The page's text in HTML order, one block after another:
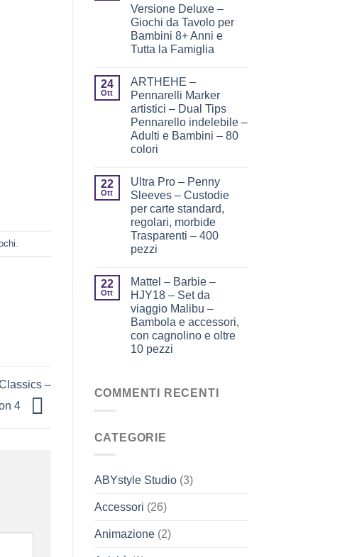
–
4
Versione Deluxe –
Giochi da Tavolo per
Bambini 8+ Anni e
Tutta la Famiglia
24
Ott
ARTHEHE –
Pennarelli Marker
artistici – Dual Tips
Pennarello indelebile –
Adulti e Bambini – 80
colori
22
Ott
Ultra Pro – Penny
Sleeves – Custodie
per carte standard,
regolari, morbide
Trasparenti – 400
pezzi
22
Ott
Mattel – Barbie –
HJY18 – Set da
viaggio Malibu –
Bambola e accessori,
con cagnolino e oltre
10 pezzi
COMMENTI RECENTI
CATEGORIE
ABYstyle Studio(3)
Accessori (26)
Animazione(2)